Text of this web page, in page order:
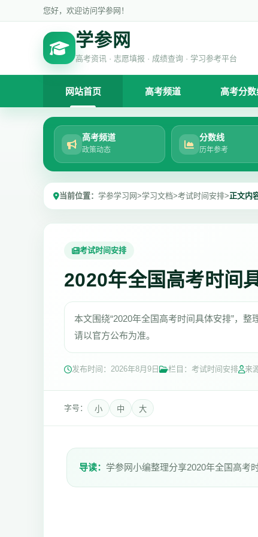
您好，欢迎访问学参网！
学参网
高考资讯 · 志愿填报 · 成绩查询 · 学习参考平台
网站首页 高考频道 高考分数
高考频道
政策动态
分数线
历年参考
当前位置： 学参学习网>学习文档>考试时间安排>正文内
考试时间安排
2020年全国高考时间
本文围绕“2020年全国高考时间具体安排”，
请以官方公布为准。
发布时间： 2026年8月9日 栏目：考试时间安排 来
字号： 小 中 大
导读： 学参网小编整理分享2020年全国高考